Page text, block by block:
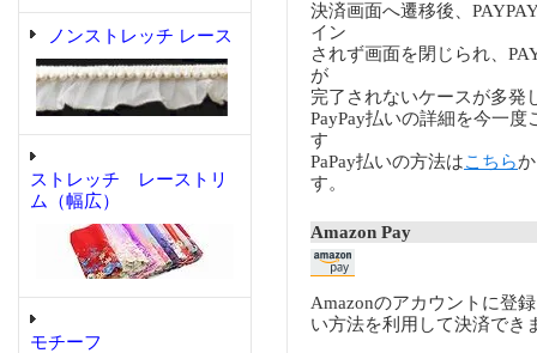
ノンストレッチ レース
ストレッチ レーストリ
ム（幅広）
モチーフ
決済画面へ遷移後、
イン
されず画面を閉じられ、
が
完了されないケースが多発
PayPay払いの詳細を今一度
す
PaPay払いの方法はこちら
す。
Amazon Pay
Amazonのアカウントに登
い方法を利用して決済でき